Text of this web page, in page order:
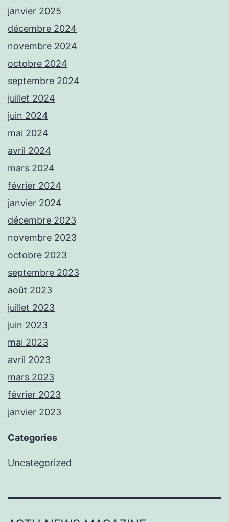
janvier 2025
décembre 2024
novembre 2024
octobre 2024
septembre 2024
juillet 2024
juin 2024
mai 2024
avril 2024
mars 2024
février 2024
janvier 2024
décembre 2023
novembre 2023
octobre 2023
septembre 2023
août 2023
juillet 2023
juin 2023
mai 2023
avril 2023
mars 2023
février 2023
janvier 2023
Categories
Uncategorized